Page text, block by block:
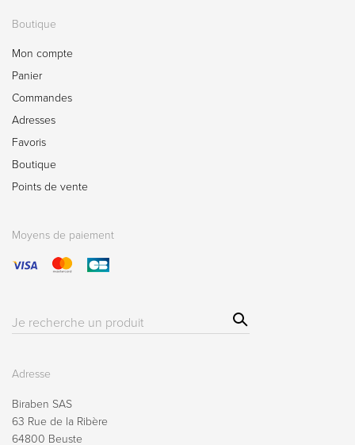
Boutique
Mon compte
Panier
Commandes
Adresses
Favoris
Boutique
Points de vente
Moyens de paiement
Résultat(s)
Sear
ch
Adresse
Biraben SAS
63 Rue de la Ribère
64800 Beuste